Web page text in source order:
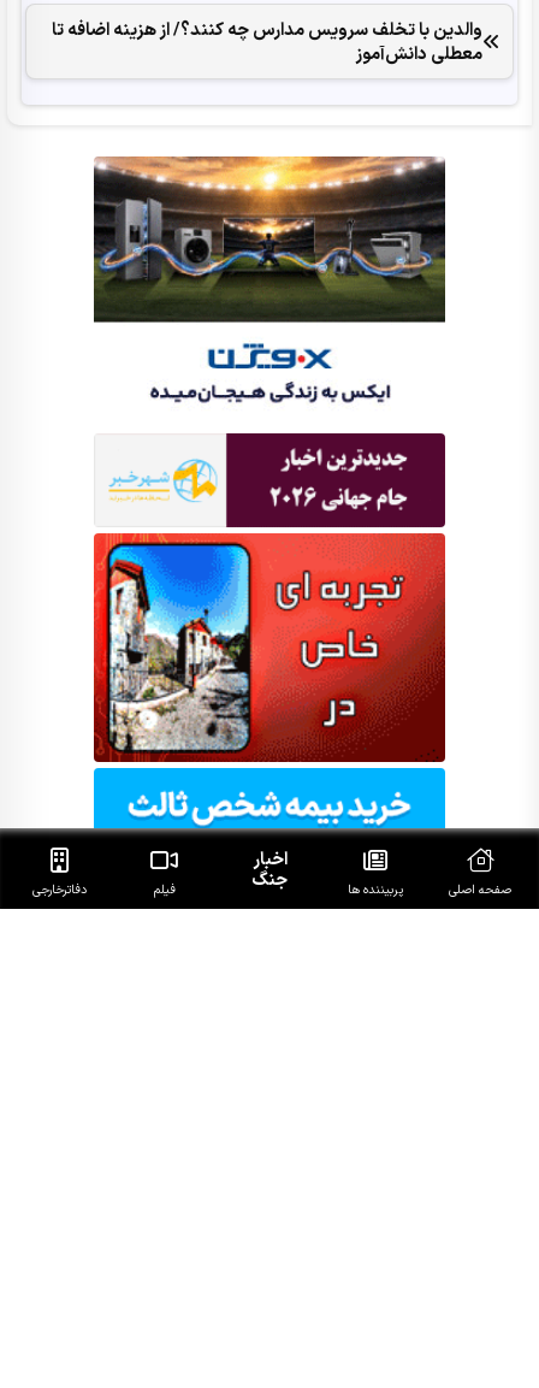
والدین با تخلف سرویس مدارس چه کنند؟/ از هزینه اضافه تا
معطلی دانش‌آموز
صفحه اصلی پربیننده ها
اخبار
جنگ فیلم دفاتر‌خارجی